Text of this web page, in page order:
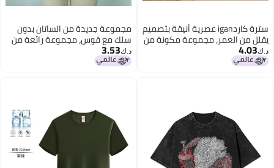
سترة كاردigan عصرية أنيقة بتصميم
يقلل من العمر، مجموعة مكونة من
قطعتين تغطي البطن، انفجارات
خريفية مبكرة
د.ك‏4.03
مجموعة جديدة من الساتان بدون
سلك مع قوس، مجموعة رائعة من
قطعتين
د.ك‏3.53